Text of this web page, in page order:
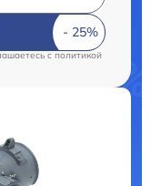
c политикой